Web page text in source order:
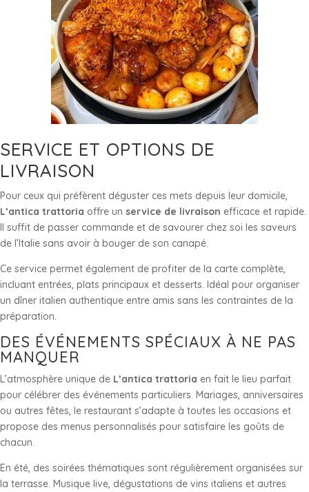
SERVICE ET OPTIONS DE
LIVRAISON
Pour ceux qui préfèrent déguster ces mets depuis leur domicile,
L’antica trattoria offre un service de livraison efficace et rapide.
Il suffit de passer commande et de savourer chez soi les saveurs
de l’Italie sans avoir à bouger de son canapé.
Ce service permet également de profiter de la carte complète,
incluant entrées, plats principaux et desserts. Idéal pour organiser
un dîner italien authentique entre amis sans les contraintes de la
préparation.
DES ÉVÉNEMENTS SPÉCIAUX À NE PAS
MANQUER
L’atmosphère unique de L’antica trattoria en fait le lieu parfait
pour célébrer des événements particuliers. Mariages, anniversaires
ou autres fêtes, le restaurant s’adapte à toutes les occasions et
propose des menus personnalisés pour satisfaire les goûts de
chacun.
En été, des soirées thématiques sont régulièrement organisées sur
la terrasse. Musique live, dégustations de vins italiens et autres